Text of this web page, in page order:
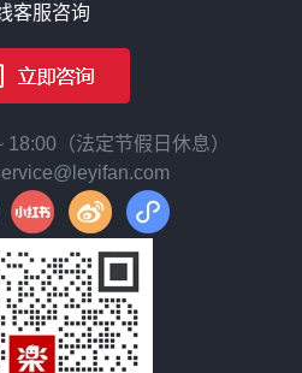
客服咨询
（法定节假日休息）